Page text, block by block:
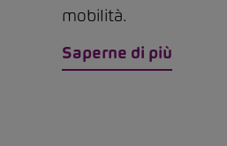
mobilità.
Saperne di più